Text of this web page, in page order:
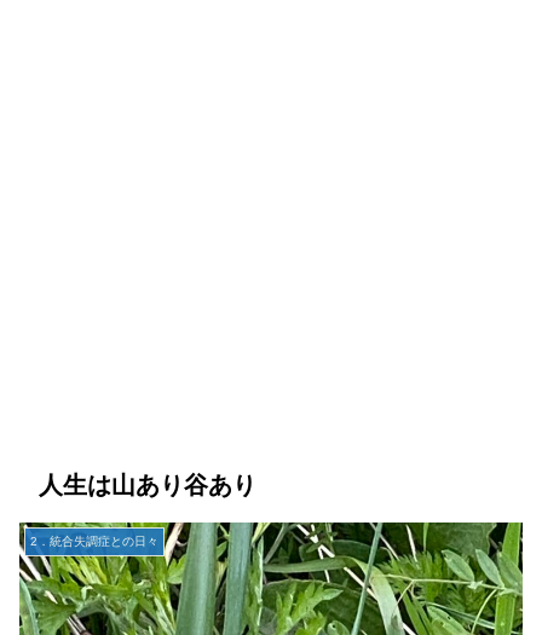
人生は山あり谷あり
2．統合失調症との日々